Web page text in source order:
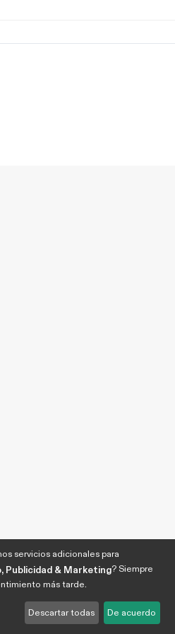
servicios adicionales para
Publicidad & Marketing? Siempre
más tarde.
Descartar todas De acuerdo